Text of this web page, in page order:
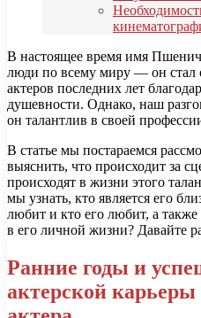
В настоящее время имя
люди по всему миру — он стал
актеров последних лет
душевности. Однако, наш
он талантлив в своей
В статье мы постараемся
выяснить, что происходит за
происходят в жизни этого
мы узнать, кто является его
любит и кто его любит, а
в его личной жизни? Давайте
Ранние годы и
актерской